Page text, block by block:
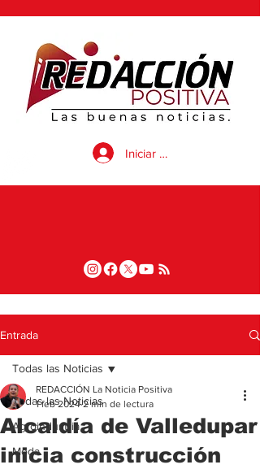
Iniciar sesión
Entrada
Todas las Noticias
Agroindustria
Moda
Todas las Noticias
Alcaldía de Valledupar
inicia construcción
REDACCIÓN La Noticia Positiva
1 feb 2024 2 min de lectura